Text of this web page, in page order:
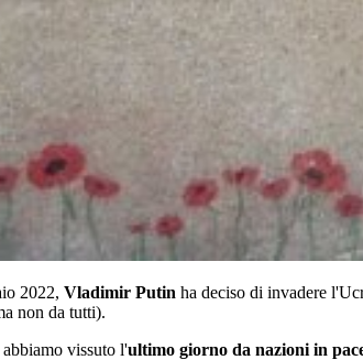
2022, Vladimir Putin ha deciso di invadere
non da tutti).
vissuto l'ultimo giorno da nazioni in